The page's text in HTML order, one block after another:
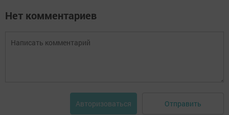
Нет комментариев
Авторизоваться Отправить